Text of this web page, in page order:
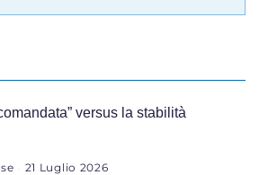
versus la stabilità
21 Luglio 2026